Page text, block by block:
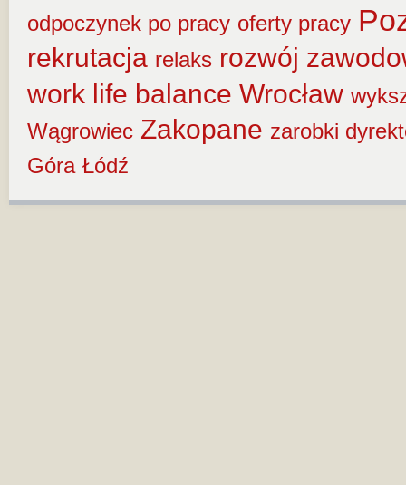
odpoczynek po pracy oferty pracy
rekrutacja relaks rozwój
work life balance Wrocław
Wągrowiec Zakopane zarobki
Góra Łódź